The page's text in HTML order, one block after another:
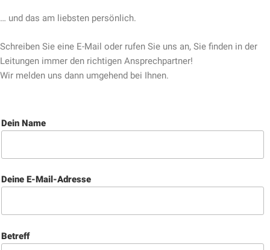
… und das am liebsten persönlich.
Schreiben Sie eine E-Mail oder rufen Sie uns an, Sie finden in der
Leitungen immer den richtigen Ansprechpartner!
Wir melden uns dann umgehend bei Ihnen.
Dein Name
Deine E-Mail-Adresse
Betreff